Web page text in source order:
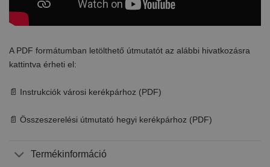
A PDF formátumban letölthető útmutatót az alábbi hivatkozásra
kattintva érheti el:
📄 Instrukciók városi kerékpárhoz (PDF)
📄 Összeszerelési útmutató hegyi kerékpárhoz (PDF)
Termékinformáció